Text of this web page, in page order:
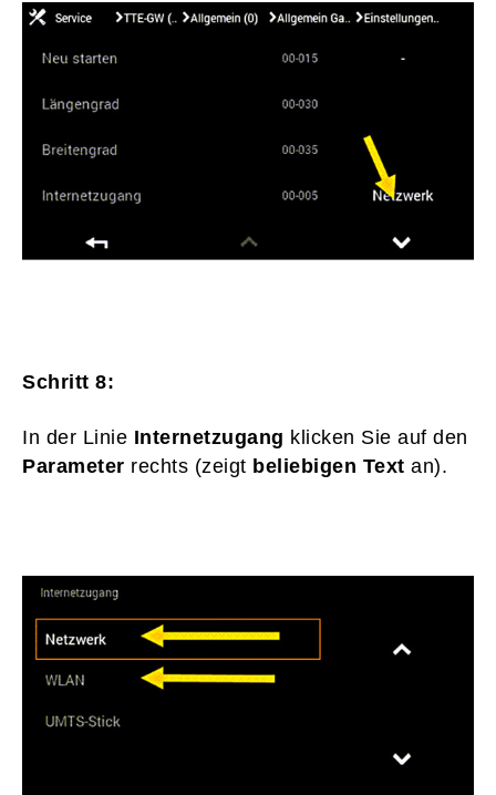
Schritt 8:
In der Linie Internetzugang klicken Sie auf den
Parameter rechts (zeigt beliebigen Text an).